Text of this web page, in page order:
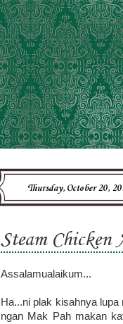
Thursday, October 20,
Steam Chicken
Assalamualaikum...
Ha...ni plak kisahnya
ngan Mak Pah makan